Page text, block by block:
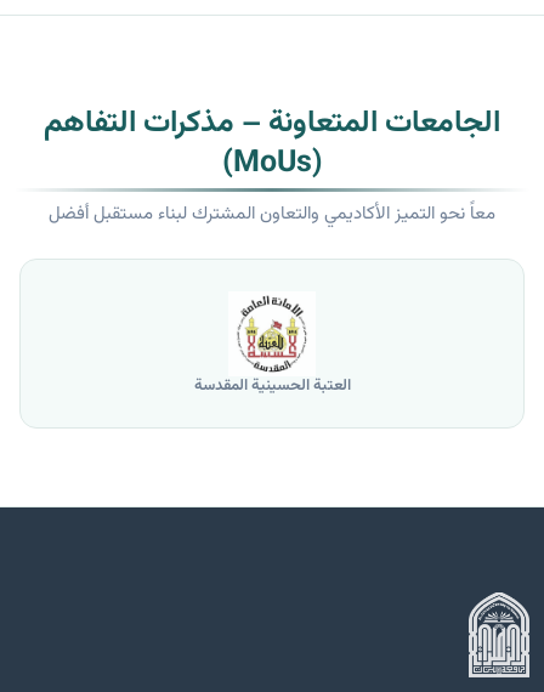
الجامعات المتعاونة – مذكرات التفاهم
(MoUs)
معاً نحو التميز الأكاديمي والتعاون المشترك لبناء مستقبل أفضل
العتبة الحسينية المقدسة